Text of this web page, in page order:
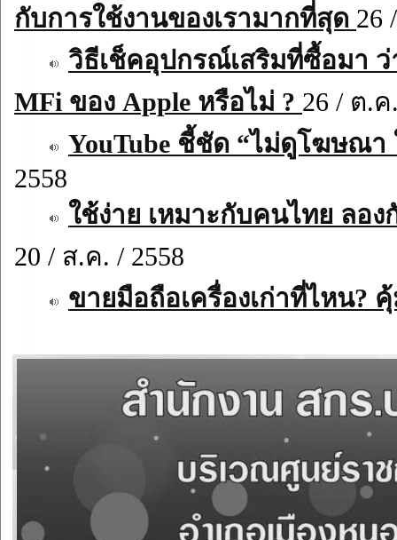
กับการใช้งานของเรามากที่สุด 26
วิธีเช็คอุปกรณ์เสริมที่ซื้อมา
MFi ของ Apple หรือไม่ ? 26 / ต.ค
YouTube ชี้ชัด “ไม่ดูโฆษณ
2558
ใช้ง่าย เหมาะกับคนไทย ลอ
20 / ส.ค. / 2558
ขายมือถือเครื่องเก่าที่ไหน?